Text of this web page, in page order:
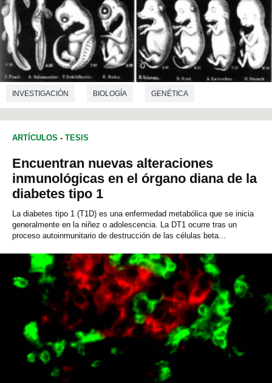
INVESTIGACIÓN BIOLOGÍA GENÉTICA
ARTÍCULOS - TESIS
Encuentran nuevas alteraciones
inmunológicas en el órgano diana de la
diabetes tipo 1
La diabetes tipo 1 (T1D) es una enfermedad metabólica que se inicia
generalmente en la niñez o adolescencia. La DT1 ocurre tras un
proceso autoinmunitario de destrucción de las células beta...